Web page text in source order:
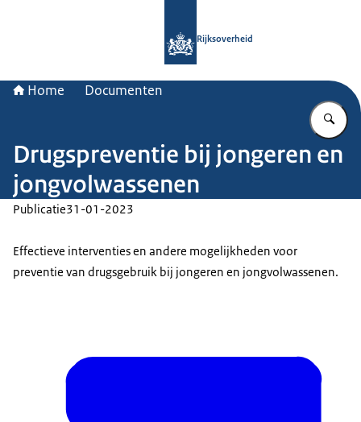
Rijksoverheid
Home Documenten
Drugspreventie bij jongeren en
jongvolwassenen
Publicatie31-01-2023
Effectieve interventies en andere mogelijkheden voor
preventie van drugsgebruik bij jongeren en jongvolwassenen.